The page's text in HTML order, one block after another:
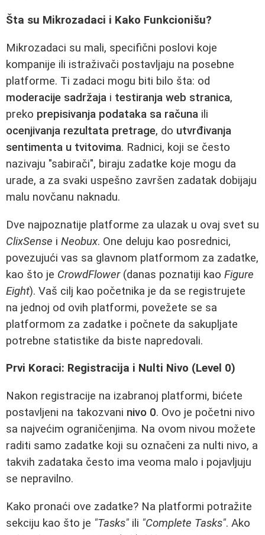
Šta su Mikrozadaci i Kako Funkcionišu?
Mikrozadaci su mali, specifični poslovi koje
kompanije ili istraživači postavljaju na posebne
platforme. Ti zadaci mogu biti bilo šta: od
moderacije sadržaja i testiranja web stranica,
preko prepisivanja podataka sa računa ili
ocenjivanja rezultata pretrage, do utvrđivanja
sentimenta u tvitovima. Radnici, koji se često
nazivaju "sabirači", biraju zadatke koje mogu da
urade, a za svaki uspešno završen zadatak dobijaju
malu novčanu naknadu.
Dve najpoznatije platforme za ulazak u ovaj svet su
ClixSense i Neobux. One deluju kao posrednici,
povezujući vas sa glavnom platformom za zadatke,
kao što je CrowdFlower(danas poznatiji kao Figure
Eight). Vaš cilj kao početnika je da se registrujete
na jednoj od ovih platformi, povežete se sa
platformom za zadatke i počnete da sakupljate
potrebne statistikе da biste napredovali.
Prvi Koraci: Registracija i Nulti Nivo (Level 0)
Nakon registracije na izabranoj platformi, bićete
postavljeni na takozvani nivo 0. Ovo je početni nivo
sa najvećim ograničenjima. Na ovom nivou možete
raditi samo zadatke koji su označeni za nulti nivo, a
takvih zadataka često ima veoma malo i pojavljuju
se nepravilno.
Kako pronaći ove zadatke? Na platformi potražite
sekciju kao što je "Tasks" ili "Complete Tasks". Ako